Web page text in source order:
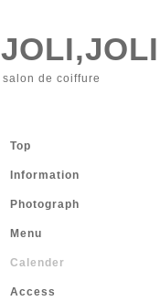
salon de coiffure
Top
Information
Photograph
Menu
Calender
Access